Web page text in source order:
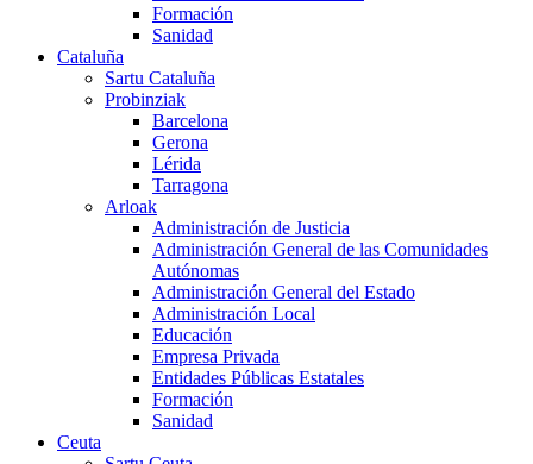
Formación
Sanidad
Cataluña
Sartu Cataluña
Probinziak
Barcelona
Gerona
Lérida
Tarragona
Arloak
Administración de Justicia
Administración General de las Comunidades
Autónomas
Administración General del Estado
Administración Local
Educación
Empresa Privada
Entidades Públicas Estatales
Formación
Sanidad
Ceuta